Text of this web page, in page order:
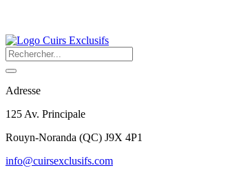
Adresse
125 Av. Principale
Rouyn-Noranda (QC) J9X 4P1
info@cuirsexclusifs.com